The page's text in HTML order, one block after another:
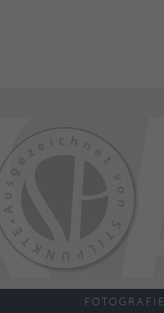
FOTOGRAFIE